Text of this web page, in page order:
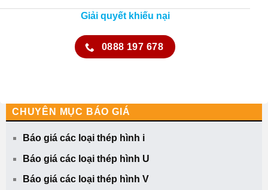
Giải quyết khiếu nại
0888 197 678
CHUYÊN MỤC BÁO GIÁ
Báo giá các loại thép hình i
Báo giá các loại thép hình U
Báo giá các loại thép hình V